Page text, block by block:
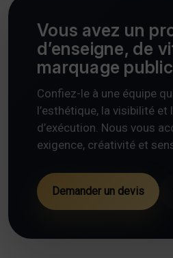
Vous avez un
d’enseigne, de
marquage
Confiez-le à une équipe
l’esthétique, la visibilité et
d’exécution. Nous vous
exigence, créativité et
Demander un devis